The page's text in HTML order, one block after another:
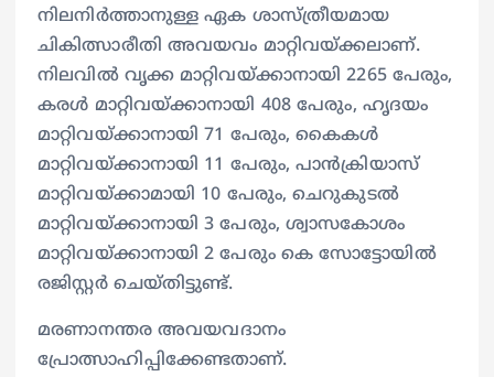
നിലനിര്‍ത്താനുള്ള ഏക ശാസ്ത്രീയമായ
ചികിത്സാരീതി അവയവം മാറ്റിവയ്ക്കലാണ്.
നിലവില്‍ വൃക്ക മാറ്റിവയ്ക്കാനായി 2265 പേരും,
കരള്‍ മാറ്റിവയ്ക്കാനായി 408 പേരും, ഹൃദയം
മാറ്റിവയ്ക്കാനായി 71 പേരും, കൈകള്‍
മാറ്റിവയ്ക്കാനായി 11 പേരും, പാന്‍ക്രിയാസ്
മാറ്റിവയ്ക്കാമായി 10 പേരും, ചെറുകുടല്‍
മാറ്റിവയ്ക്കാനായി 3 പേരും, ശ്വാസകോശം
മാറ്റിവയ്ക്കാനായി 2 പേരും കെ സോട്ടോയില്‍
രജിസ്റ്റര്‍ ചെയ്തിട്ടുണ്ട്.
മരണാനന്തര അവയവദാനം
പ്രോത്സാഹിപ്പിക്കേണ്ടതാണ്.